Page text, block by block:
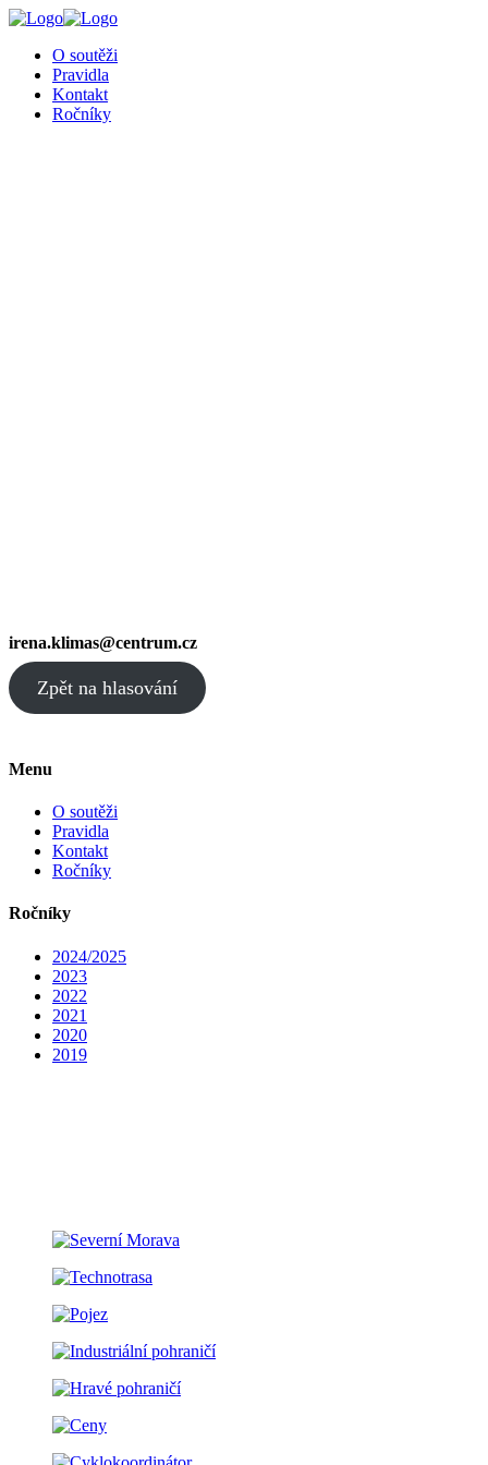
O soutěži
Pravidla
Kontakt
Ročníky
irena.klimas@centrum.cz
Zpět na hlasování
Menu
O soutěži
Pravidla
Kontakt
Ročníky
Ročníky
2024/2025
2023
2022
2021
2020
2019